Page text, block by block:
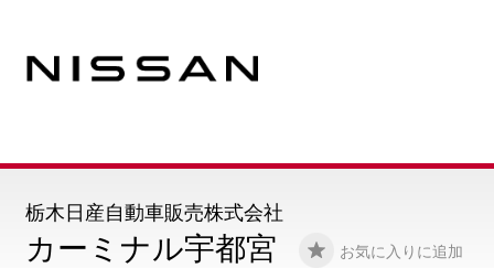
カーミナル宇都宮 お気に入りに追加
栃木日産自動車販売株式会社